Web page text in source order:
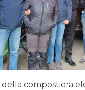
compostiera